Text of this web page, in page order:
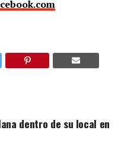
dentro de su local en